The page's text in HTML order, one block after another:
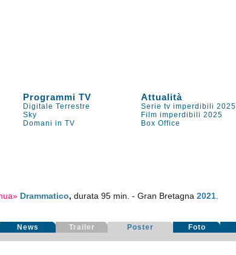
Programmi TV Attualità
Digitale Terrestre Serie tv imperdibili 2025
Sky Film imperdibili 2025
Domani in TV Box Office
Drammatico,durata 95 min. - Gran Bretagna2021
News Trailer Poster Foto